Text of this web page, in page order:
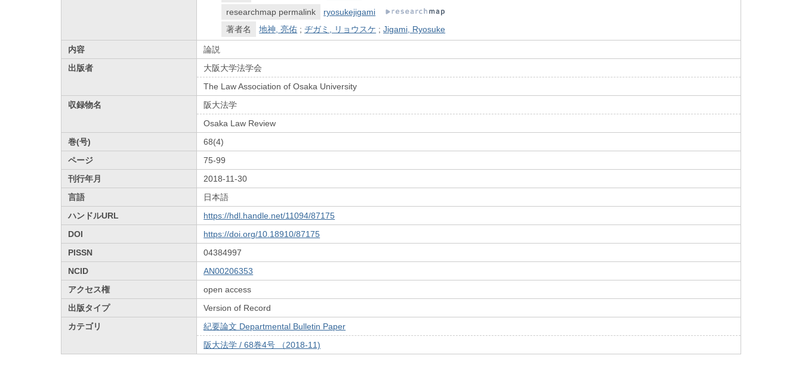
researchmap permalink
ryosukejigami
著者名
地神, 亮佑 ;ヂガミ, リョウスケ ;Jigami, Ryosuke
内容
論説
出版者
大阪大学法学会
The Law Association of Osaka University
収録物名
阪大法学
Osaka Law Review
巻(号)
68(4)
ページ
75-99
刊行年月
2018-11-30
言語
日本語
ハンドルURL
https://hdl.handle.net/11094/87175
DOI
https://doi.org/10.18910/87175
PISSN
04384997
NCID
AN00206353
アクセス権
open access
出版タイプ
Version of Record
カテゴリ
紀要論文 Departmental Bulletin Paper
阪大法学 / 68巻4号 （2018-11)